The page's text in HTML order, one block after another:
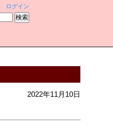
ログイン
2022年11月10日